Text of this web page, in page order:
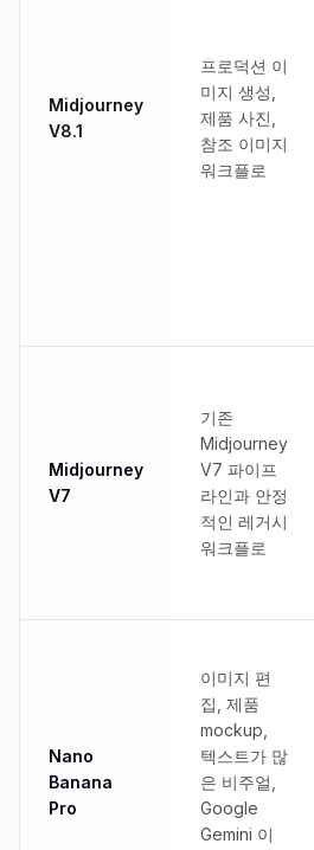
Midjourney
V8.1
프로덕션 이
미지 생성,
제품 사진,
참조 이미지
워크플로
Midjourney
V7
기존
Midjourney
V7 파이프
라인과 안정
적인 레거시
워크플로
Nano
Banana
Pro
이미지 편
집, 제품
mockup,
텍스트가 많
은 비주얼,
Google
Gemini 이